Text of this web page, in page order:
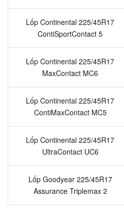
Lốp Continental 225/45R17
ContiSportContact 5
Lốp Continental 225/45R17
MaxContact MC6
Lốp Continental 225/45R17
ContiMaxContact MC5
Lốp Continental 225/45R17
UltraContact UC6
Lốp Goodyear 225/45R17
Assurance Triplemax 2